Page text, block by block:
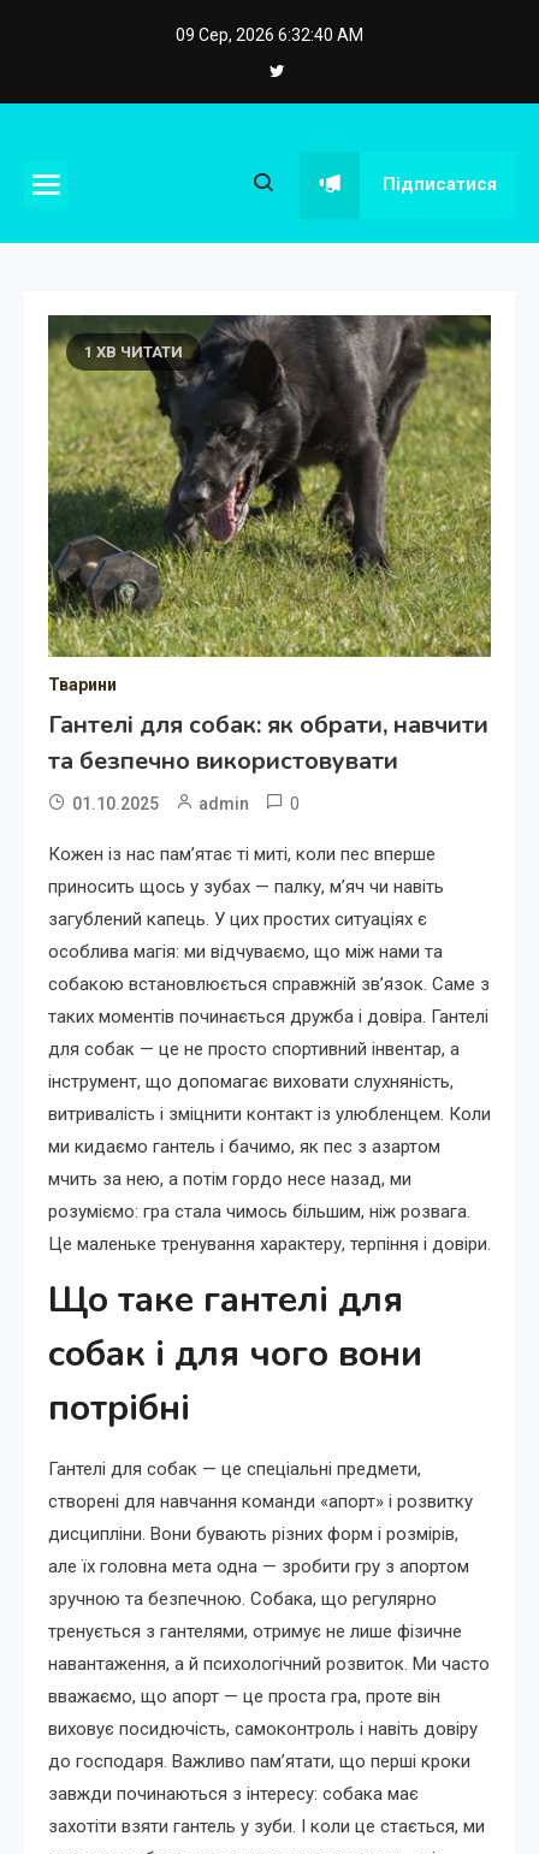
09 Сер, 2026 6:32:41 AM
eposstroy.com.ua Підписатися
1 ХВ ЧИТАТИ
Тварини
Гантелі для собак: як обрати, навчити
та безпечно використовувати
01.10.2025 admin 0
Кожен із нас пам’ятає ті миті, коли пес вперше
приносить щось у зубах — палку, м’яч чи навіть
загублений капець. У цих простих ситуаціях є
особлива магія: ми відчуваємо, що між нами та
собакою встановлюється справжній зв’язок. Саме з
таких моментів починається дружба і довіра. Гантелі
для собак — це не просто спортивний інвентар, а
інструмент, що допомагає виховати слухняність,
витривалість і зміцнити контакт із улюбленцем. Коли
ми кидаємо гантель і бачимо, як пес з азартом
мчить за нею, а потім гордо несе назад, ми
розуміємо: гра стала чимось більшим, ніж розвага.
Це маленьке тренування характеру, терпіння і довіри.
Що таке гантелі для
собак і для чого вони
потрібні
Гантелі для собак — це спеціальні предмети,
створені для навчання команди «апорт» і розвитку
дисципліни. Вони бувають різних форм і розмірів,
але їх головна мета одна — зробити гру з апортом
зручною та безпечною. Собака, що регулярно
тренується з гантелями, отримує не лише фізичне
навантаження, а й психологічний розвиток. Ми часто
вважаємо, що апорт — це проста гра, проте він
виховує посидючість, самоконтроль і навіть довіру
до господаря. Важливо пам’ятати, що перші кроки
завжди починаються з інтересу: собака має
захотіти взяти гантель у зуби. І коли це стається, ми